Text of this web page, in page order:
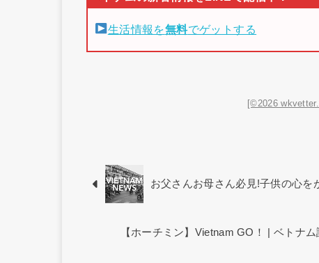
生活情報を無料でゲットする
[©2026
お父さんお母さん必見!子供の心を
【ホーチミン】Vietnam GO！ | ベトナ